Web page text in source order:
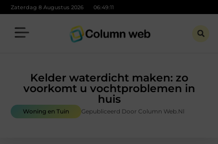
Zaterdag 8 Augustus 2026 06:49:13
Kelder waterdicht maken: zo
voorkomt u vochtproblemen in
huis
Woning en Tuin Gepubliceerd Door Column Web.nl